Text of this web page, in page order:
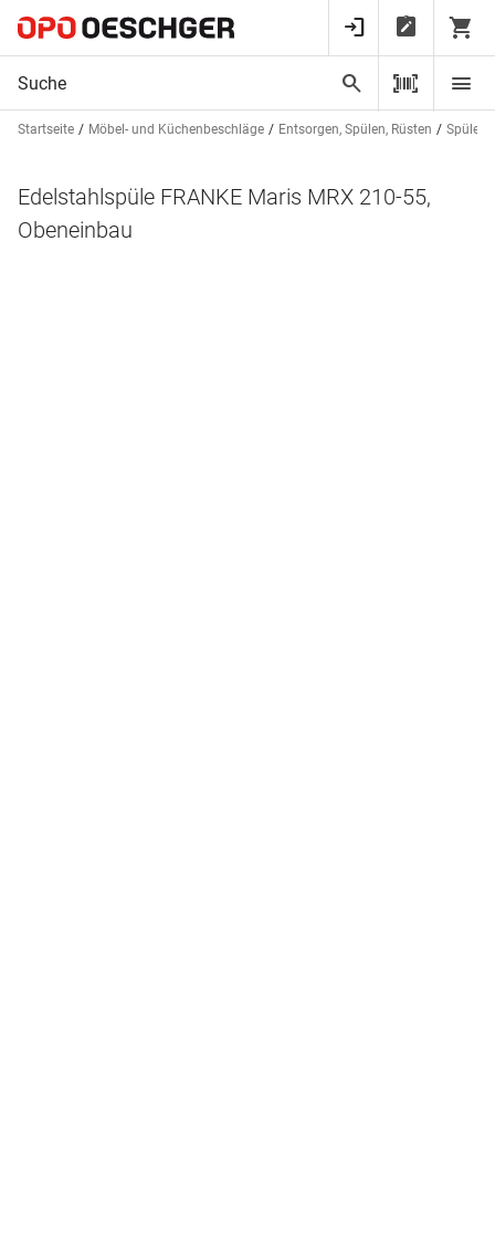
Startseite Möbel- und Küchenbeschläge Entsorgen, Spülen, Rüsten Spülen
Edelstahlspüle FRANKE Maris MRX 210-55,
Obeneinbau